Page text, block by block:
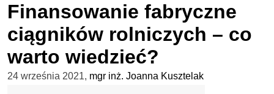
Finansowanie fabryczne
ciągników rolniczych – co
warto wiedzieć?
24 września 2021, mgr inż. Joanna Kusztelak